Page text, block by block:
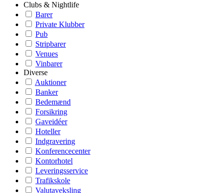
Clubs & Nightlife
Barer
Private Klubber
Pub
Stripbarer
Venues
Vinbarer
Diverse
Auktioner
Banker
Bedemænd
Forsikring
Gaveidéer
Hoteller
Indgravering
Konferencecenter
Kontorhotel
Leveringsservice
Trafikskole
Valutaveksling